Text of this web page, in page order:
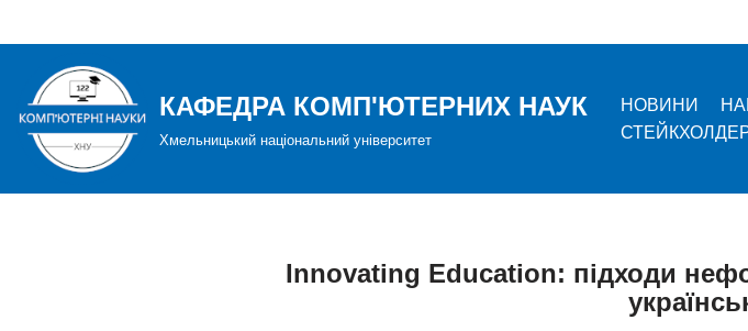
до
вмісту
КАФЕДРА КОМП'ЮТЕРНИХ НАУК
Хмельницький національний університет
НОВИНИ
Innovating Education: підходи